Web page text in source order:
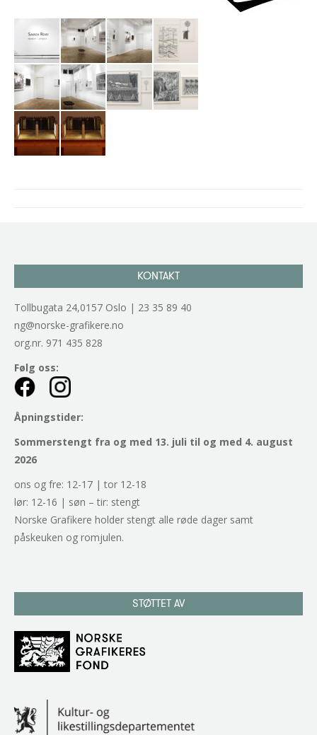
KONTAKT
Tollbugata 24,0157 Oslo | 23 35 89 40
ng@norske-grafikere.no
org.nr. 971 435 828
Følg oss:
Åpningstider:
Sommerstengt fra og med 13. juli til og med 4. august
2026
ons og fre: 12-17 | tor 12-18
lør: 12-16 | søn – tir: stengt
Norske Grafikere holder stengt alle røde dager samt
påskeuken og romjulen.
STØTTET AV